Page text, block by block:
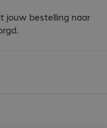
jouw bestelling naar